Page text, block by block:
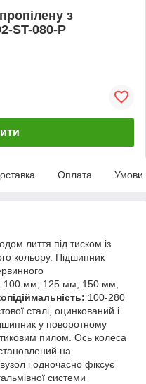
з
ST-080-Р
Оплата Умови
лиття під тиском із
кольору. Підшипник
100 мм, 125 мм, 150 мм,
100-280
сталі, оцинкований і
у поворотному
пилом. Ось колеса
на
і одночасно фіксує
системи